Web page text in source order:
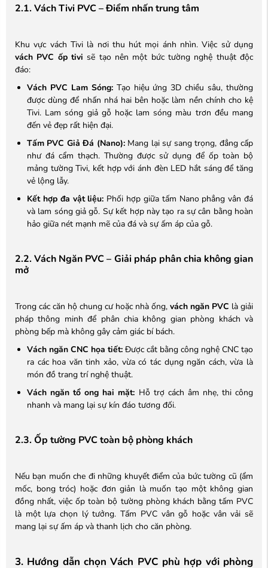
2.1. Vách Tivi PVC – Điểm nhấn trung tâm
Khu vực vách Tivi là nơi thu hút mọi ánh nhìn. Việc sử dụng
vách PVC ốp tivi sẽ tạo nên một bức tường nghệ thuật độc
đáo:
Vách PVC Lam Sóng:Tạo hiệu ứng 3D chiều sâu, thường
được dùng để nhấn nhá hai bên hoặc làm nền chính cho kệ
Tivi. Lam sóng giả gỗ hoặc lam sóng màu trơn đều mang
đến vẻ đẹp rất hiện đại.
Tấm PVC Giả Đá (Nano):Mang lại sự sang trọng, đẳng cấp
như đá cẩm thạch. Thường được sử dụng để ốp toàn bộ
mảng tường Tivi, kết hợp với ánh đèn LED hắt sáng để tăng
vẻ lộng lẫy.
Kết hợp đa vật liệu: Phối hợp giữa tấm Nano phẳng vân đá
và lam sóng giả gỗ. Sự kết hợp này tạo ra sự cân bằng hoàn
hảo giữa nét mạnh mẽ của đá và sự ấm áp của gỗ.
2.2. Vách Ngăn PVC – Giải pháp phân chia không gian
mở
Trong các căn hộ chung cư hoặc nhà ống, vách ngăn PVC là giải
pháp thông minh để phân chia không gian phòng khách và
phòng bếp mà không gây cảm giác bí bách.
Vách ngăn CNC họa tiết: Được cắt bằng công nghệ CNC tạo
ra các hoa văn tinh xảo, vừa có tác dụng ngăn cách, vừa là
món đồ trang trí nghệ thuật.
Vách ngăn tổ ong hai mặt: Hỗ trợ cách âm nhẹ, thi công
nhanh và mang lại sự kín đáo tương đối.
2.3. Ốp tường PVC toàn bộ phòng khách
Nếu bạn muốn che đi những khuyết điểm của bức tường cũ (ẩm
mốc, bong tróc) hoặc đơn giản là muốn tạo một không gian
đồng nhất, việc ốp toàn bộ tường phòng khách bằng tấm PVC
là một lựa chọn lý tưởng. Tấm PVC vân gỗ hoặc vân vải sẽ
mang lại sự ấm áp và thanh lịch cho căn phòng.
3. Hướng dẫn chọn Vách PVC phù hợp với phòng